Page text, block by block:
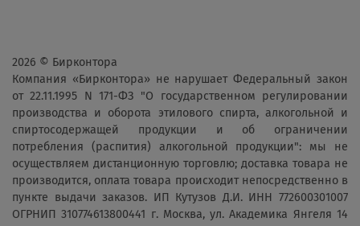
2026 © Бирконтора
Компания «Бирконтора» не нарушает Федеральный закон
от 22.11.1995 N 171-ФЗ "О государственном регулировании
производства и оборота этилового спирта, алкогольной и
спиртосодержащей продукции и об ограничении
потребления (распития) алкогольной продукции": мы не
осуществляем дистанционную торговлю; доставка товара не
производится, оплата товара происходит непосредственно в
пункте выдачи заказов. ИП Кутузов Д.И. ИНН 772600301007
ОГРНИП 310774613800441 г. Москва, ул. Академика Янгеля 14